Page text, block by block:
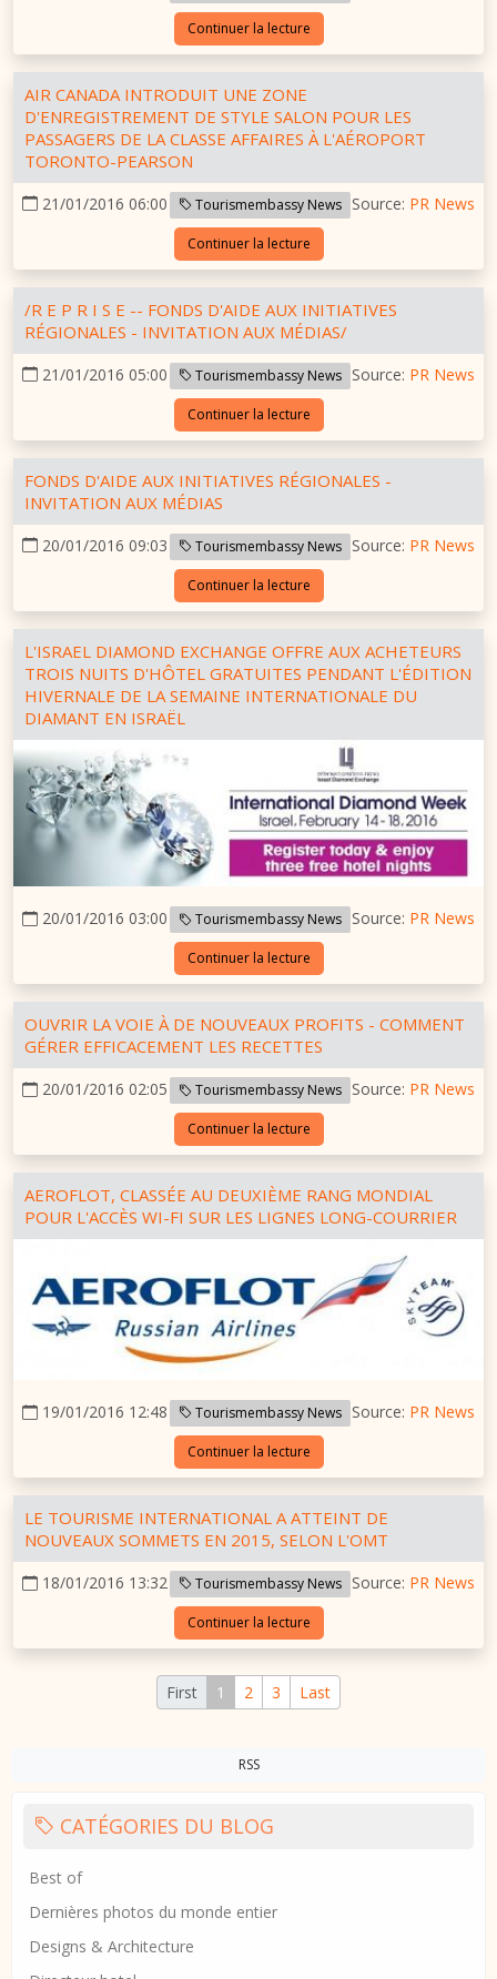
Continuer la lecture
AIR CANADA INTRODUIT UNE ZONE
D'ENREGISTREMENT DE STYLE SALON POUR LES
PASSAGERS DE LA CLASSE AFFAIRES À L'AÉROPORT
TORONTO-PEARSON
21/01/2016 06:00 Tourismembassy News Source: PR News
Continuer la lecture
/R E P R I S E -- FONDS D'AIDE AUX INITIATIVES
RÉGIONALES - INVITATION AUX MÉDIAS/
21/01/2016 05:00 Tourismembassy News Source: PR News
Continuer la lecture
FONDS D'AIDE AUX INITIATIVES RÉGIONALES -
INVITATION AUX MÉDIAS
20/01/2016 09:03 Tourismembassy News Source: PR News
Continuer la lecture
L'ISRAEL DIAMOND EXCHANGE OFFRE AUX ACHETEURS
TROIS NUITS D'HÔTEL GRATUITES PENDANT L'ÉDITION
HIVERNALE DE LA SEMAINE INTERNATIONALE DU
DIAMANT EN ISRAËL
20/01/2016 03:00 Tourismembassy News Source: PR News
Continuer la lecture
OUVRIR LA VOIE À DE NOUVEAUX PROFITS - COMMENT
GÉRER EFFICACEMENT LES RECETTES
20/01/2016 02:05 Tourismembassy News Source: PR News
Continuer la lecture
AEROFLOT, CLASSÉE AU DEUXIÈME RANG MONDIAL
POUR L'ACCÈS WI-FI SUR LES LIGNES LONG-COURRIER
19/01/2016 12:48 Tourismembassy News Source: PR News
Continuer la lecture
LE TOURISME INTERNATIONAL A ATTEINT DE
NOUVEAUX SOMMETS EN 2015, SELON L'OMT
18/01/2016 13:32 Tourismembassy News Source: PR News
Continuer la lecture
First 1 2 3 Last
RSS
CATÉGORIES DU BLOG
Best of
Dernières photos du monde entier
Designs & Architecture